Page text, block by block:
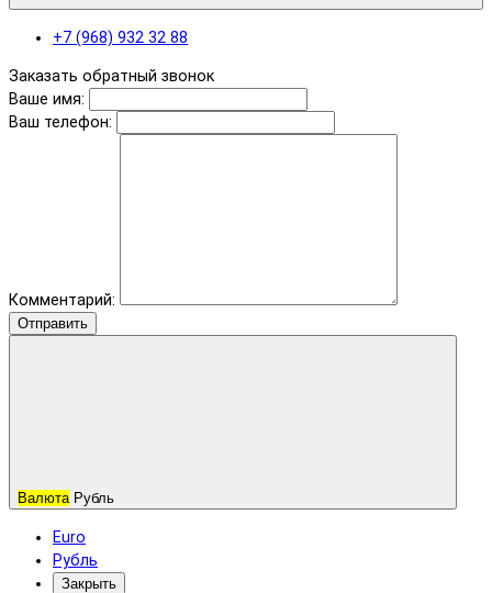
+7 (968) 932 32 88
Заказать обратный звонок
Ваше имя:
Ваш телефон:
Комментарий:
Отправить
Валюта Рубль
Euro
Рубль
Закрыть